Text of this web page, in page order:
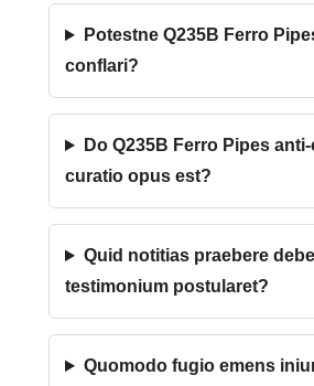
Potestne Q235B Ferro
conflari?
Do Q235B Ferro Pipes
curatio opus est?
Quid notitias praebere
testimonium postularet?
Quomodo fugio emens